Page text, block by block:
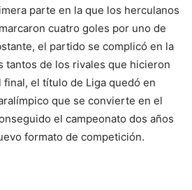
parte en la que los herculanos
cuatro goles por uno de
el partido se complicó en la
tantos de los rivales que hicieron
el título de Liga quedó en
que se convierte en el
el campeonato dos años
formato de competición.